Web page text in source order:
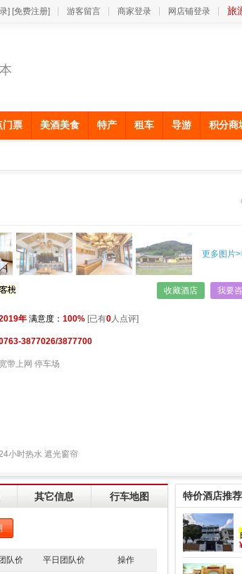
] [免费注册] 游客留言 商家登录 网店铺登录 旅
门票 美酒美食 特产 租车 导游 积分商
更多图片
收藏酒店 我要
年 满意度： 100% [已有0人点评]
3877026/3877700
宽带上网 停车场
小时热水 遮光窗帘
其它信息 行车地图
队价 平日团队价
操作
特价酒店推荐